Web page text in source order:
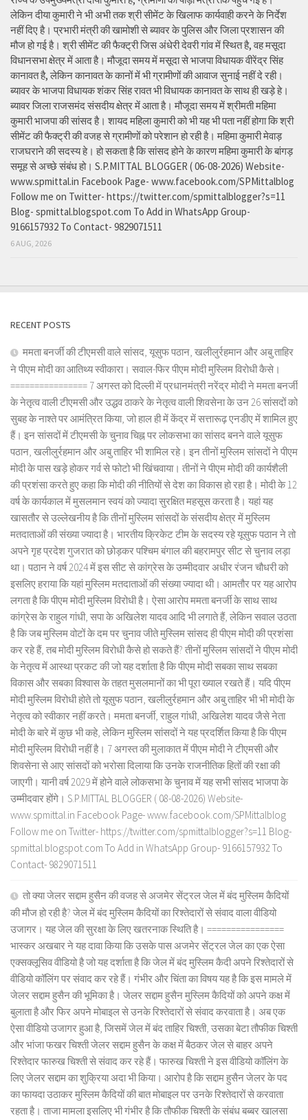
लेकिन दीया कुमारी ने भी अभी तक श्री सीमेंट के खिलाफ कार्यवाही करने के निर्देश
नहीं दिए है। प्रभारी मंत्री की खामोशी से ब्यावर के पुलिस और जिला प्रशासन की
मौज हो गई है। श्री सीमेंट की फैक्ट्री जिस अंधेरी देवरी गांव में स्थित है, वह मसूदा
विधानसभा क्षेत्र में आता है। मौजूदा समय में मसूदा से भाजपा विधायक वीरेंद्र सिंह
कानावत है, लेकिन कानावत के कानों में भी ग्रामीणों की आवाज सुनाई नहीं दे रही।
ब्यावर के भाजपा विधायक शंकर सिंह रावत भी विधायक कानावत के साथ ही खड़े हे।
ब्यावर जिला राजसमंद संसदीय क्षेत्र में आता है। मौजूदा समय में श्रीमती महिमा
कुमारी भाजपा की सांसद है। शायद महिला कुमारी को भी यह भी पता नहीं होगा कि श्री
सीमेंट की फैक्ट्री की वजह से ग्रामीणों को परेशान हो रही है। महिमा कुमारी मेवाड़
राजघराने की सदस्य हे। हो सकता है कि सांसद होने के कारण महिमा कुमारी के बांगड़
समूह से अच्छे संबंध हो। S.P.MITTAL BLOGGER ( 06-08-2026) Website-
www.spmittal.in Facebook Page- www.facebook.com/SPMittalblog
Follow me on Twitter- https://twitter.com/spmittalblogger?s=11
Blog- spmittal.blogspot.com To Add in WhatsApp Group-
9166157932 To Contact- 9829071511
6 AUG, 2026
RECENT POSTS
ममता बनर्जी की टीएमसी वाले सांसद, यूसुफ पठान, खलीलुर्रहमान और अबु ताहिर
ने पीएम मोदी का आतिथ्य स्वीकारा। सवाल-फिर पीएम मोदी मुस्लिम विरोधी कैसे।
================ 7 अगस्त को दिल्ली में प्रधानमंत्री नरेंद्र मोदी ने ममता बनर्जी
के नेतृत्व वाली टीएमसी और उद्धव ठाकरे के नेतृत्व वाली शिवसेना के उन 26 सांसदों को
सुबह के नाश्ते पर आमंत्रित किया, जो हाल ही में केंद्र में सत्तारूढ़ एनडीए में शामिल हुए
हैं। इन सांसदों में टीएमसी के चुनाव चिह्न पर लोकसभा का सांसद बनने वाले यूसुफ
पठान, खलीलुर्रहमान और अबु ताहिर भी शामिल रहे। इन तीनों मुस्लिम सांसदों ने पीएम
मोदी के पास खड़े होकर गर्व से फोटो भी खिंचवाया। तीनों ने पीएम मोदी की कार्यशैली
की प्रशंसा करते हुए कहा कि मोदी की नीतियों से देश का विकास हो रहा है। मोदी के 12
वर्ष के कार्यकाल में मुसलमान स्वयं को ज्यादा सुरक्षित महसूस करता है। यहां यह
खासतौर से उल्लेखनीय है कि तीनों मुस्लिम सांसदों के संसदीय क्षेत्र में मुस्लिम
मतदाताओं की संख्या ज्यादा है। भारतीय क्रिकेट टीम के सदस्य रहे यूसुफ पठान ने तो
अपने गृह प्रदेश गुजरात को छोड़कर पश्चिम बंगाल की बहरामपुर सीट से चुनाव लड़ा
था। पठान ने वर्ष 2024 में इस सीट से कांग्रेस के उम्मीदवार अधीर रंजन चौधरी को
इसलिए हराया कि यहां मुस्लिम मतदाताओं की संख्या ज्यादा थी। आमतौर पर यह आरोप
लगता है कि पीएम मोदी मुस्लिम विरोधी है। ऐसा आरोप ममता बनर्जी के साथ साथ
कांग्रेस के राहुल गांधी, सपा के अखिलेश यादव आदि भी लगाते हैं, लेकिन सवाल उठता
है कि जब मुस्लिम वोटों के दम पर चुनाव जीते मुस्लिम सांसद ही पीएम मोदी की प्रशंसा
कर रहे हैं, तब मोदी मुस्लिम विरोधी कैसे हो सकते हैं? तीनों मुस्लिम सांसदों ने पीएम मोदी
के नेतृत्व में आस्था प्रकट की जो यह दर्शाता है कि पीएम मोदी सबका साथ सबका
विकास और सबका विश्वास के तहत मुसलमानों का भी पूरा ख्याल रखते हैं। यदि पीएम
मोदी मुस्लिम विरोधी होते तो यूसुफ पठान, खलीलुर्रहमान और अबु ताहिर भी भी मोदी के
नेतृत्व को स्वीकार नहीं करते। ममता बनर्जी, राहुल गांधी, अखिलेश यादव जैसे नेता
मोदी के बारे में कुछ भी कहे, लेकिन मुस्लिम सांसदों ने यह प्रदर्शित किया है कि पीएम
मोदी मुस्लिम विरोधी नहीं है। 7 अगस्त की मुलाकात में पीएम मोदी ने टीएमसी और
शिवसेना से आए सांसदों को भरोसा दिलाया कि उनके राजनीतिक हितों की रक्षा की
जाएगी। यानी वर्ष 2029 में होने वाले लोकसभा के चुनाव में यह सभी सांसद भाजपा के
उम्मीदवार होंगे। S.P.MITTAL BLOGGER ( 08-08-2026) Website-
www.spmittal.in Facebook Page- www.facebook.com/SPMittalblog
Follow me on Twitter- https://twitter.com/spmittalblogger?s=11 Blog-
spmittal.blogspot.com To Add in WhatsApp Group- 9166157932 To
Contact- 9829071511
तो क्या जेलर सद्दाम हुसैन की वजह से अजमेर सेंट्रल जेल में बंद मुस्लिम कैदियों
की मौज हो रही है? जेल में बंद मुस्लिम कैदियों का रिश्तेदारों से संवाद वाला वीडियो
उजागर। यह जेल की सुरक्षा के लिए खतरनाक स्थिति है। ================
भास्कर अखबार ने यह दावा किया कि उसके पास अजमेर सेंट्रल जेल का एक ऐसा
एक्सक्लूसिव वीडियो है जो यह दर्शाता है कि जेल में बंद मुस्लिम कैदी अपने रिश्तेदारों से
वीडियो कॉलिंग पर संवाद कर रहे हैं। गंभीर और चिंता का विषय यह है कि इस मामले में
जेलर सद्दाम हुसैन की भूमिका है। जेलर सद्दाम हुसैन मुस्लिम कैदियों को अपने कक्ष में
बुलाता है और फिर अपने मोबाइल से उनके रिश्तेदारों से संवाद करवाता है। अब एक
ऐसा वीडियो उजागर हुआ है, जिसमें जेल में बंद ताहिर चिश्ती, उसका बेटा तौफीक चिश्ती
और भांजा फखर चिश्ती जेलर सद्दाम हुसैन के कक्ष में बैठकर जेल से बाहर अपने
रिश्तेदार फारुख चिश्ती से संवाद कर रहे हैं। फारुख चिश्ती ने इस वीडियो कॉलिंग के
लिए जेलर सद्दाम का शुक्रिया अदा भी किया। आरोप है कि सद्दाम हुसैन जेलर के पद
का फायदा उठाकर मुस्लिम कैदियों की बात मोबाइल पर उनके रिश्तेदारों से करवाता
रहता है। ताजा मामला इसलिए भी गंभीर है कि तौफीक चिश्ती के संबंध बब्बर खालसा